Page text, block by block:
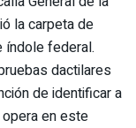
la carpeta de
índole federal.
dactilares
de identificar a
en este